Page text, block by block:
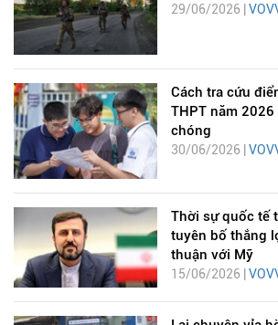
29/06/2026 |
Cách tra cứu
THPT năm
chóng
30/06/2026 |
Thời sự quốc tế
tuyên bố thắng
thuận với Mỹ
15/06/2026 |